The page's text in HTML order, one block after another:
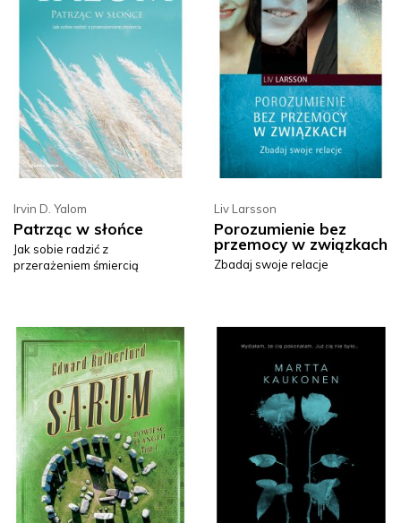
Irvin D. Yalom
Patrząc w słońce
Jak sobie radzić z
przerażeniem śmiercią
Liv Larsson
Porozumienie bez
przemocy w związkach
Zbadaj swoje relacje